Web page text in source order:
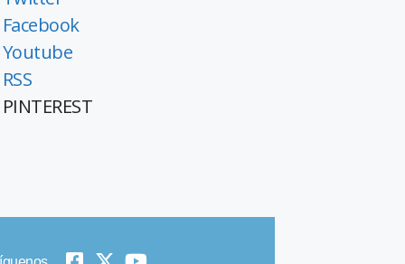
Facebook
Youtube
RSS
PINTEREST